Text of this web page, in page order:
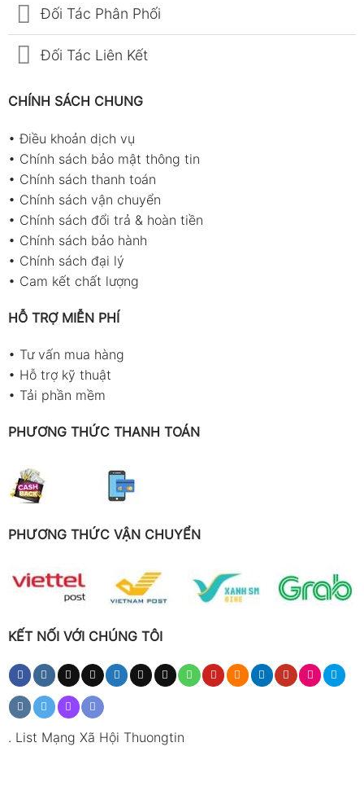
Đối Tác Phân Phối
Đối Tác Liên Kết
CHÍNH SÁCH CHUNG
•Điều khoản dịch vụ
• Chính sách bảo mật thông tin
• Chính sách thanh toán
• Chính sách vận chuyển
• Chính sách đổi trả & hoàn tiền
• Chính sách bảo hành
• Chính sách đại lý
• Cam kết chất lượng
HỖ TRỢ MIỄN PHÍ
• Tư vấn mua hàng
• Hỗ trợ kỹ thuật
• Tải phần mềm
PHƯƠNG THỨC THANH TOÁN
PHƯƠNG THỨC VẬN CHUYỂN
KẾT NỐI VỚI CHÚNG TÔI
. List Mạng Xã Hội Thuongtin